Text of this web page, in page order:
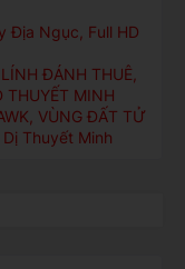
Địa Ngục, Full HD
ĐÁNH THUÊ,
THUYẾT MINH
VÙNG ĐẤT TỬ
Thuyết Minh